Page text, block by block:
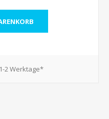
1-2 Werktage*